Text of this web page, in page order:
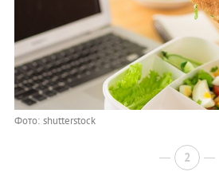
Фото: shutterstock
2